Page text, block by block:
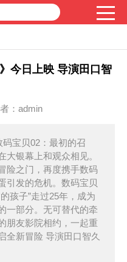
今日上映 导演田口智
： admin
码宝贝02：最初的召
银幕上和观众相见。
险之门，再度携手数码
引发的危机。数码宝贝
孩子”走过25年，成为
一部分。无可替代的牵
朋友影院相约，一起重
全新冒险 导演田口智久